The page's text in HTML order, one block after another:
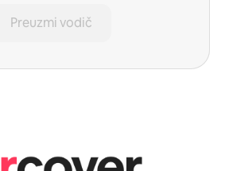
Preuzmi vodič